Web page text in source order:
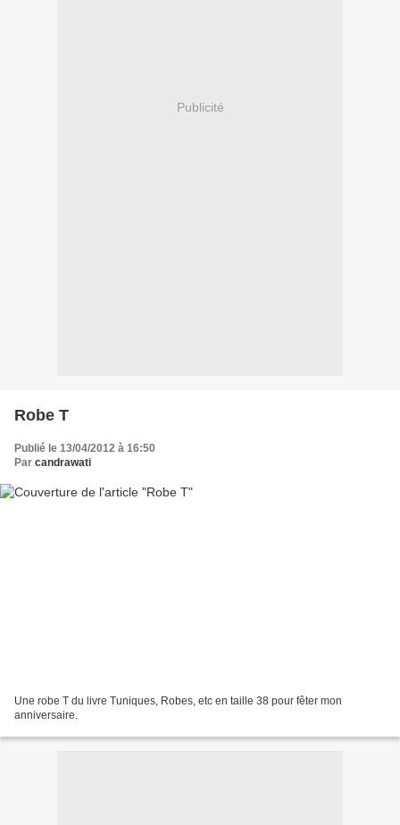
Publicité
Robe T
Publié le 13/04/2012 à 16:50
Par candrawati
Une robe T du livre Tuniques, Robes, etc en taille 38 pour fêter mon
anniversaire.